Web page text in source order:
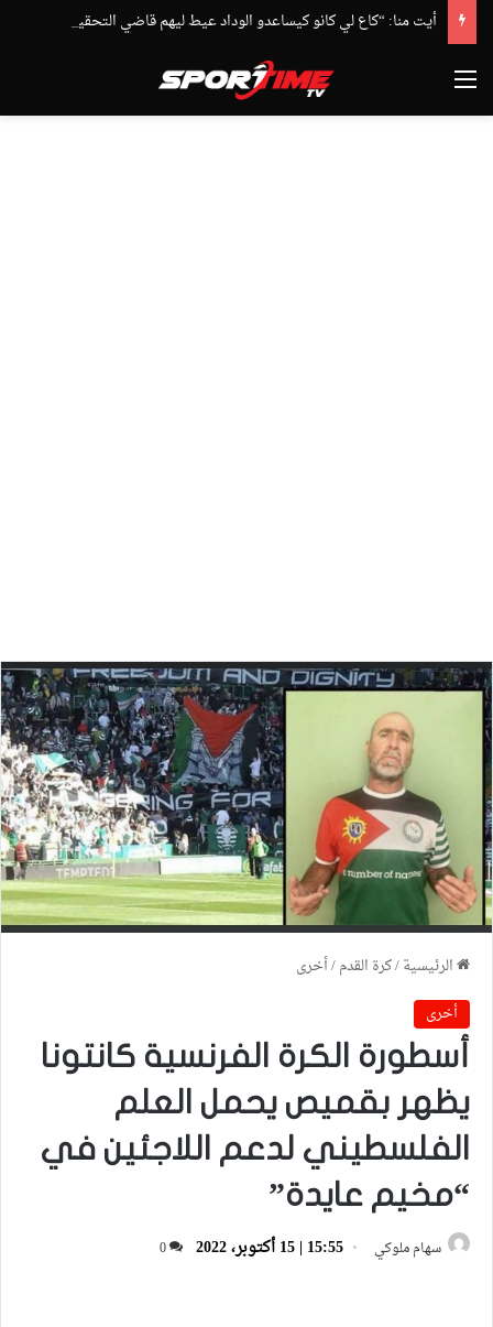
القائمة
الرئيسية/كرة القدم/أخرى
أخرى
أسطورة الكرة الفرنسية كانتونا
يظهر بقميص يحمل العلم
الفلسطيني لدعم اللاجئين في
“مخيم عايدة”
سهام ملوكي 15:55 | 15 أكتوبر، 2022 0